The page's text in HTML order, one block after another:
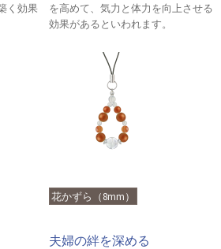
く効果
を高めて、気力と体力を向上させる
効果があるといわれます。
花かずら（8mm）
夫婦の絆を深める